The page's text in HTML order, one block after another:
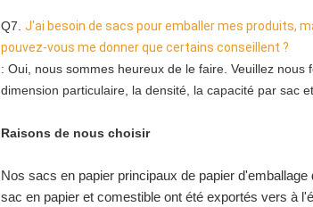
Q7. J'ai besoin de sacs pour emballer mes produits,
pouvez-vous me donner que certains conseillent ?
: Oui, nous sommes heureux de le faire. Veuillez
dimension particulaire, la densité, la capacité par sac
Raisons de nous choisir
Nos sacs en papier principaux de papier
sac en papier et comestible ont été exportés vers à